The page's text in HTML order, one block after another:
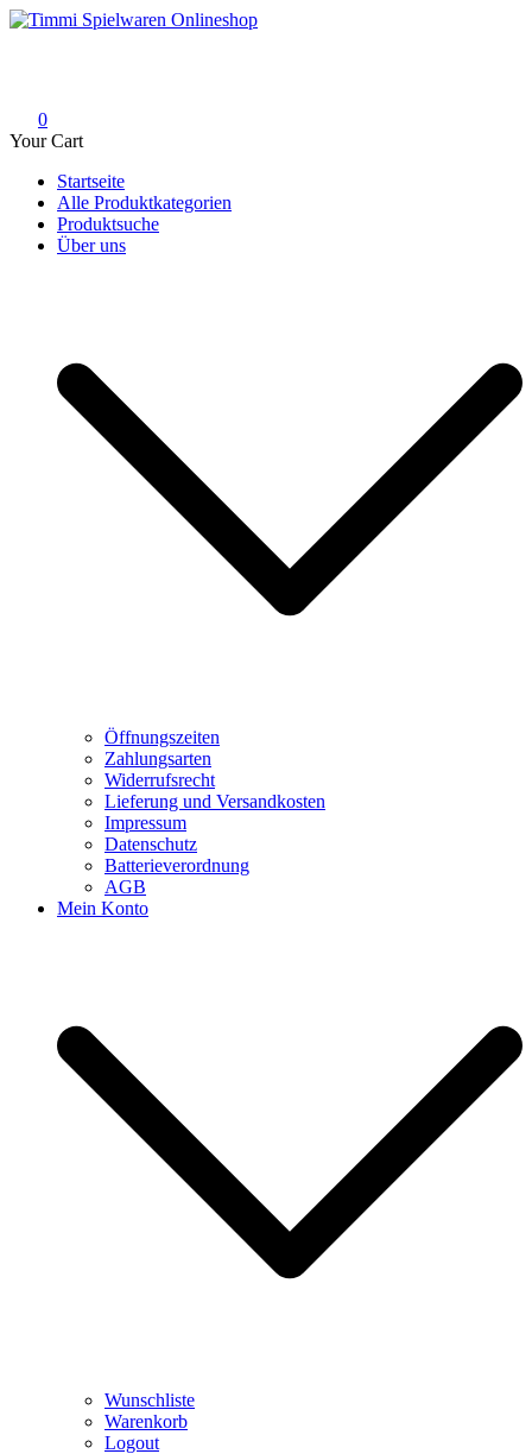
Skip
0
Your Cart
Startseite
Alle Produktkategorien
Produktsuche
Über uns
Öffnungszeiten
Zahlungsarten
Widerrufsrecht
Lieferung und Versandkosten
Impressum
Datenschutz
Batterieverordnung
AGB
Mein Konto
Wunschliste
Warenkorb
Logout